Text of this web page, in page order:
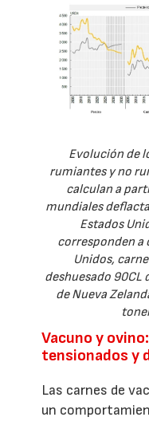
Evolución de
rumiantes y no
calculan a
mundiales
Estados
corresponden a
Unidos,
deshuesado 90CL
de Nueva
Vacuno y
tensionados y
Las carnes de
un